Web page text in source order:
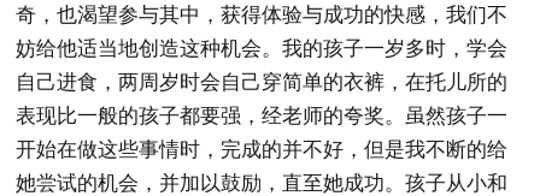
奇，也渴望参与其中，获得体验与成功的快感，我们不
妨给他适当地创造这种机会。我的孩子一岁多时，学会
自己进食，两周岁时会自己穿简单的衣裤，在托儿所的
表现比一般的孩子都要强，经老师的夸奖。虽然孩子一
开始在做这些事情时，完成的并不好，但是我不断的给
她尝试的机会，并加以鼓励，直至她成功。孩子从小和